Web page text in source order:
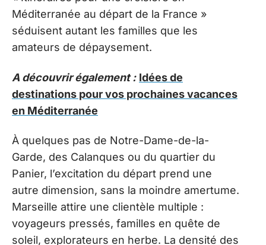
Méditerranée au départ de la France »
séduisent autant les familles que les
amateurs de dépaysement.
A découvrir également : Idées de
destinations pour vos prochaines vacances
en Méditerranée
À quelques pas de Notre-Dame-de-la-
Garde, des Calanques ou du quartier du
Panier, l’excitation du départ prend une
autre dimension, sans la moindre amertume.
Marseille attire une clientèle multiple :
voyageurs pressés, familles en quête de
soleil, explorateurs en herbe. La densité des